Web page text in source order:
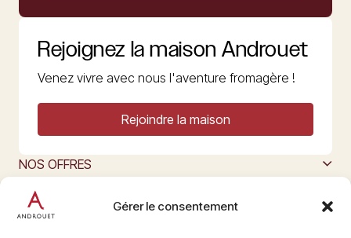
Gérer le consentement
Rejoignez la maison Androuet
Venez vivre avec nous l'aventure fromagère !
Rejoindre la maison
NOS OFFRES
L’ART DU FROMAGE
Nous suivre